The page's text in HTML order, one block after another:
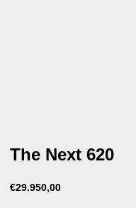
The Next 620
€29.950,00